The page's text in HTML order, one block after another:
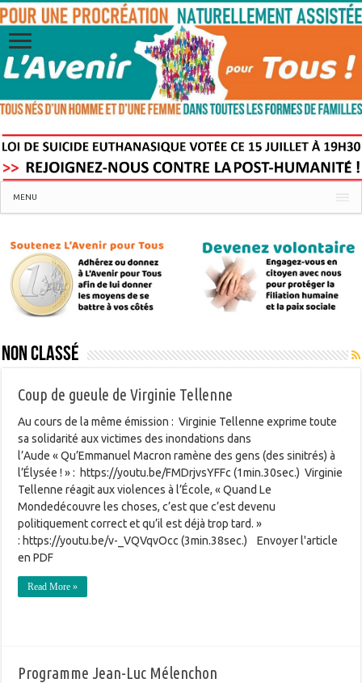
MENU
Non classé
Coup de gueule de Virginie Tellenne
Au cours de la même émission : Virginie Tellenne exprime toute
sa solidarité aux victimes des inondations dans
l’Aude « Qu’Emmanuel Macron ramène des gens (des sinitrés) à
l’Élysée ! » : https://youtu.be/FMDrjvsYFFc (1min.30sec.) Virginie
Tellenne réagit aux violences à l’École, « Quand Le
Mondedécouvre les choses, c’est que c’est devenu
politiquement correct et qu’il est déjà trop tard. »
: https://youtu.be/v-_VQVqvOcc (3min.38sec.) Envoyer l'article
en PDF
Read More »
Programme Jean-Luc Mélenchon